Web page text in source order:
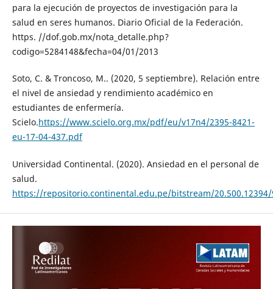
para la ejecución de proyectos de investigación para la
salud en seres humanos. Diario Oficial de la Federación.
https. //dof.gob.mx/nota_detalle.php?
codigo=5284148&fecha=04/01/2013
Soto, C. & Troncoso, M.. (2020, 5 septiembre). Relación entre
el nivel de ansiedad y rendimiento académico en
estudiantes de enfermería.
Scielo.https://www.scielo.org.mx/pdf/eu/v17n4/2395-8421-
eu-17-04-437.pdf
Universidad Continental. (2020). Ansiedad en el personal de
salud.
https://repositorio.continental.edu.pe/bitstream/20.500.12394/